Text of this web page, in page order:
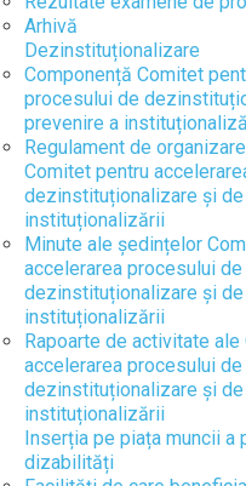
Arhivă
Dezinstituționalizare
Componență Comitet
procesului de
prevenire a
Regulament de
Comitet pentru
dezinstituționalizare și
instituționalizării
Minute ale ședințelor
accelerarea procesului de
dezinstituționalizare și
instituționalizării
Rapoarte de activitate
accelerarea procesului de
dezinstituționalizare și
instituționalizării
Inserția pe piața muncii a
dizabilități